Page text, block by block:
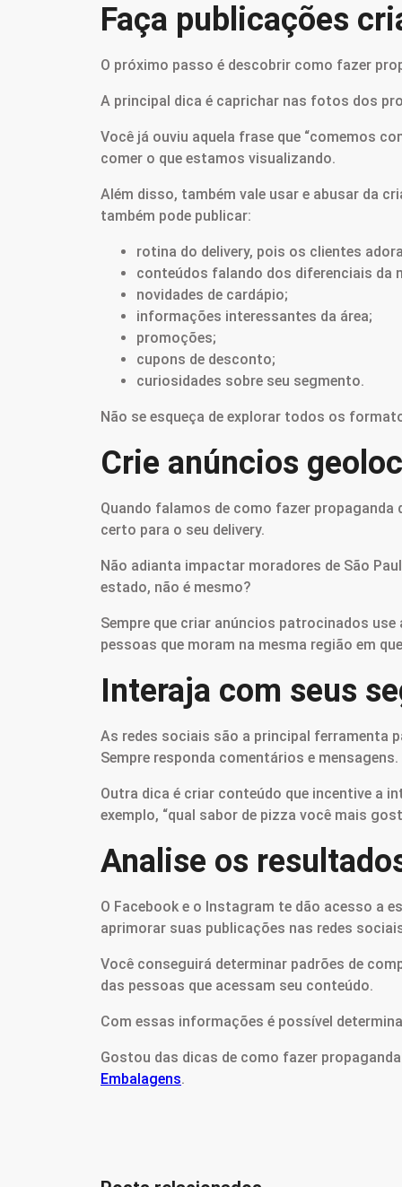
Faça publicações
O próximo passo é descobrir como fazer
A principal dica é caprichar nas fotos dos
Você já ouviu aquela frase que “comemos
comer o que estamos visualizando.
Além disso, também vale usar e abusar da
também pode publicar:
rotina do delivery, pois os clientes
conteúdos falando dos diferenciais
novidades de cardápio;
informações interessantes da área;
promoções;
cupons de desconto;
curiosidades sobre seu segmento.
Não se esqueça de explorar todos os
Crie anúncios
Quando falamos de como fazer
certo para o seu delivery.
Não adianta impactar moradores de São
estado, não é mesmo?
Sempre que criar anúncios patrocinados
pessoas que moram na mesma região em
Interaja com seus
As redes sociais são a principal ferramenta
Sempre responda comentários e mensagens.
Outra dica é criar conteúdo que incentive a
exemplo, “qual sabor de pizza você mais
Analise os
O Facebook e o Instagram te dão acesso a
aprimorar suas publicações nas redes
Você conseguirá determinar padrões de
das pessoas que acessam seu conteúdo.
Com essas informações é possível
Gostou das dicas de como fazer
Embalagens.